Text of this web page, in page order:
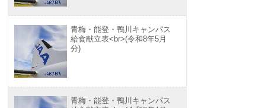
青梅・能登・鴨川キャンパス
給食献立表<br>(令和8年5月
分)
青梅・能登・鴨川キャンパス